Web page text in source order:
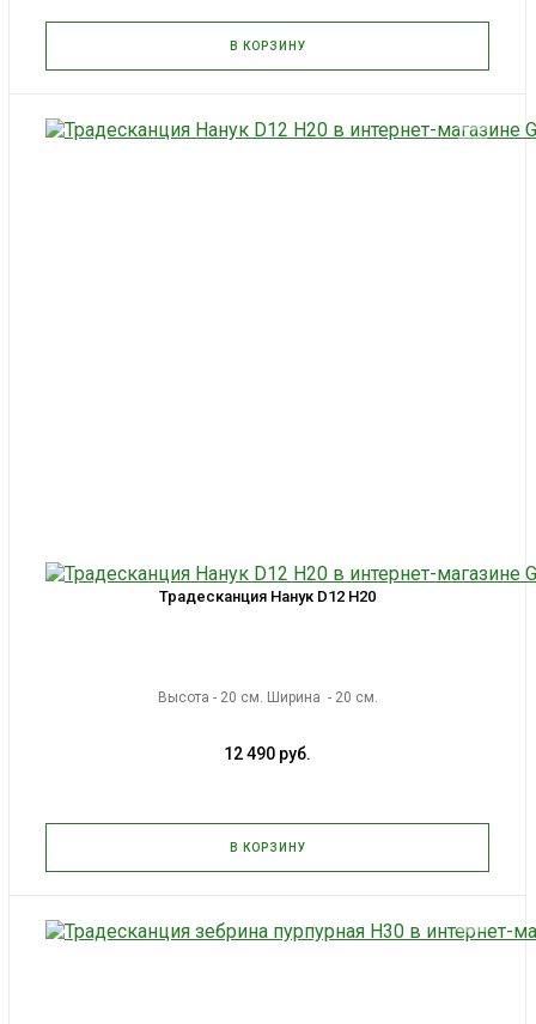
В КОРЗИНУ
Традесканция Нанук D12 H20
Высота - 20 см. Ширина - 20 см.
12 490 руб.
В КОРЗИНУ